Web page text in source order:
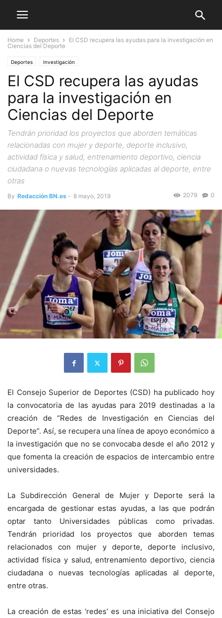
Home Deportes
El CSD recupera las ayudas para la investigación en
Ciencias del Deporte
Deportes Investigación
El CSD recupera las ayudas
para la investigación en
Ciencias del Deporte
Tendrán prioridad los proyectos que aborden temáticas
relacionadas con mujer y deporte, deporte inclusivo,
actividad física y salud, entrenamiento deportivo, ciencia
ciudadana o nuevas tecnologías aplicadas al deporte, entre
otras
By Redacción BN.es - 8 mayo, 2019 0
2079
El Consejo Superior de Deportes (CSD) ha publicado hoy
la convocatoria de las ayudas para 2019 destinadas a la
creación de “Redes de Investigación en Ciencias del
Deporte”. Así, se recupera una línea de apoyo económico a
la investigación que no se convocaba desde el año 2012 y
que fomenta la creación de espacios de intercambio entre
universidades.
La Subdirección General de Mujer y Deporte será la
encargada de gestionar estas ayudas, a las que podrán
optar tanto Universidades públicas como privadas.
Tendrán prioridad los proyectos que aborden temas
relacionados con mujer y deporte, deporte inclusivo,
actividad física y salud, entrenamiento deportivo, ciencia
ciudadana o nuevas tecnologías aplicadas al deporte,
entre otras.
La creación de estas ‘redes’ es una iniciativa del Consejo